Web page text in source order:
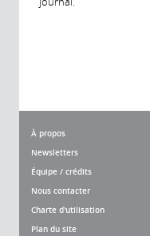
À propos
Newsletters
Équipe / crédits
Nous contacter
Charte d'utilisation
Plan du site